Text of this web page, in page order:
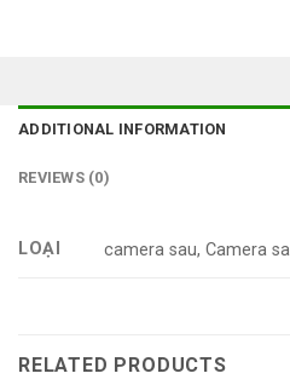
ADDITIONAL INFORMATION
REVIEWS (0)
LOẠI camera sau, Camera
RELATED PRODUCTS